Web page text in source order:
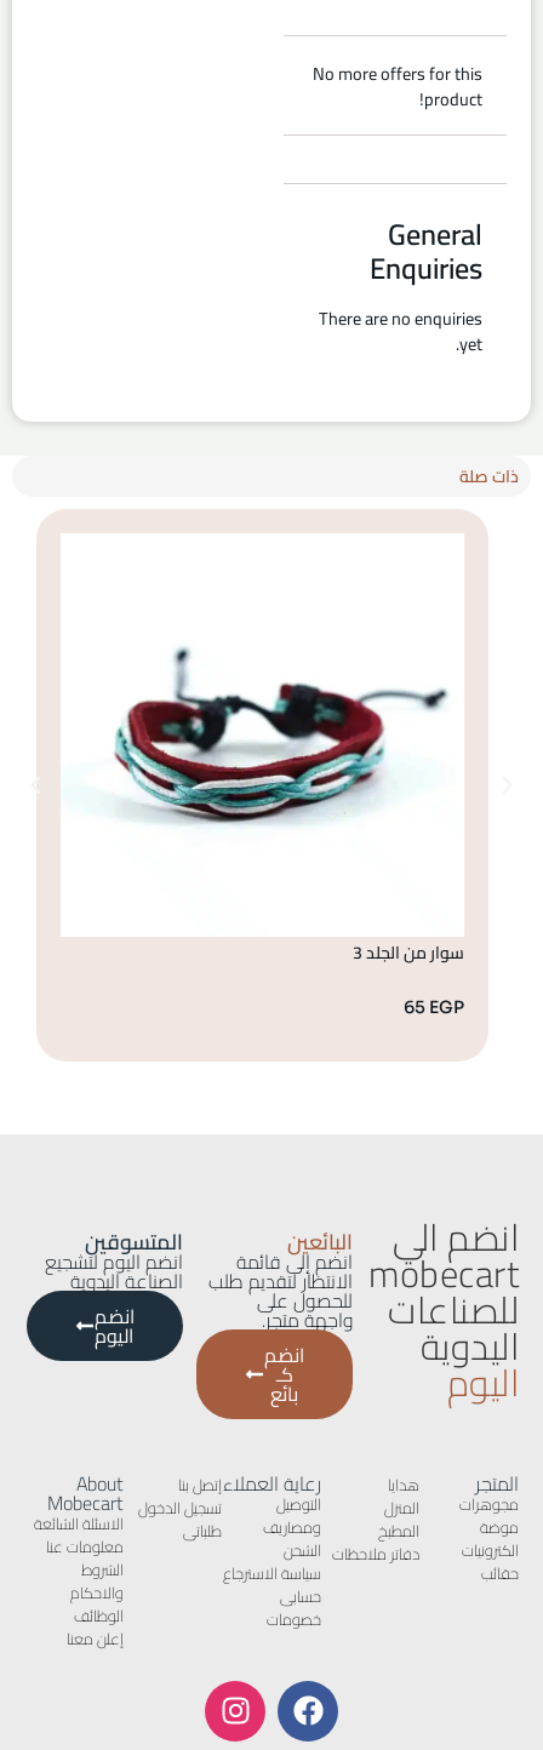
No more offers for this
product!
General
Enquiries
There are no enquiries
yet.
ذات صلة
سوار من الجلد 3
65 EGP
انضم الي
mobecart
للصناعات
اليدوية
اليوم
البائعين
انضم إلى قائمة
الانتظار لتقديم طلب
للحصول على
واجهة متجر.
انضم
كـ
بائع
المتسوقين
انضم اليوم لتشجيع
الصناعة اليدوية
انضم
اليوم
المتجر
مجوهرات
موضة
الكترونيات
حقائب
هدايا
المنزل
المطبخ
دفاتر ملاحظات
رعاية العملاء
التوصيل
ومصاريف
الشحن
سياسة الاسترجاع
حسابى
خصومات
إتصل بنا
تسجيل الدخول
طلباتى
About
Mobecart
الاسئلة الشائعة
معلومات عنا
الشروط
والاحكام
الوظائف
إعلن معنا